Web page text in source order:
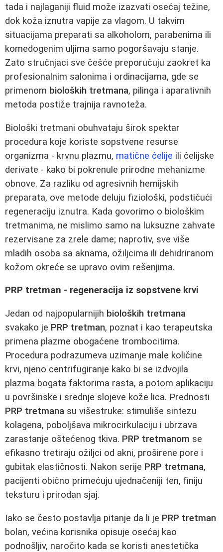
tada i najlaganiji fluid može izazvati osećaj težine,
dok koža iznutra vapije za vlagom. U takvim
situacijama preparati sa alkoholom, parabenima ili
komedogenim uljima samo pogoršavaju stanje.
Zato stručnjaci sve češće preporučuju zaokret ka
profesionalnim salonima i ordinacijama, gde se
primenom bioloških tretmana, pilinga i aparativnih
metoda postiže trajnija ravnoteža.
Biološki tretmani obuhvataju širok spektar
procedura koje koriste sopstvene resurse
organizma - krvnu plazmu, matične ćelije ili ćelijske
derivate - kako bi pokrenule prirodne mehanizme
obnove. Za razliku od agresivnih hemijskih
preparata, ove metode deluju fiziološki, podstičući
regeneraciju iznutra. Kada govorimo o biološkim
tretmanima, ne mislimo samo na luksuzne zahvate
rezervisane za zrele dame; naprotiv, sve više
mladih osoba sa aknama, ožiljcima ili dehidriranom
kožom okreće se upravo ovim rešenjima.
PRP tretman - regeneracija iz sopstvene krvi
Jedan od najpopularnijih bioloških tretmana
svakako je PRP tretman, poznat i kao terapeutska
primena plazme obogaćene trombocitima.
Procedura podrazumeva uzimanje male količine
krvi, njeno centrifugiranje kako bi se izdvojila
plazma bogata faktorima rasta, a potom aplikaciju
u površinske i srednje slojeve kože lica. Prednosti
PRP tretmana su višestruke: stimuliše sintezu
kolagena, poboljšava mikrocirkulaciju i ubrzava
zarastanje oštećenog tkiva. PRP tretmanom se
efikasno tretiraju ožiljci od akni, proširene pore i
gubitak elastičnosti. Nakon serije PRP tretmana,
pacijenti obično primećuju ujednačeniji ten, finiju
teksturu i prirodan sjaj.
Iako se često postavlja pitanje da li je PRP tretman
bolan, većina korisnika opisuje osećaj kao
podnošljiv, naročito kada se koristi anestetička